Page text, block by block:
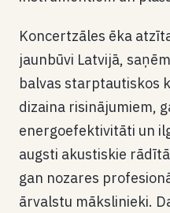
Koncertzāles ēka
jaunbūvi Latvijā,
balvas starptautiskos
dizaina risinājumiem,
energoefektivitāti un
augsti akustiskie
gan nozares
ārvalstu mākslinieki.